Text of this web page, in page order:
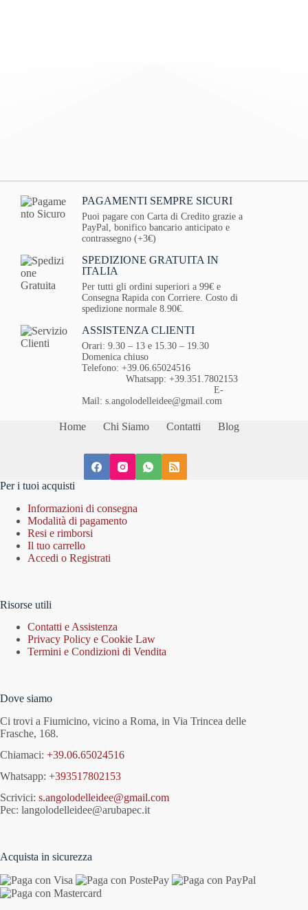
PAGAMENTI SEMPRE SICURI
Puoi pagare con Carta di Credito grazie a
PayPal, bonifico bancario anticipato e
contrassegno (+3€)
SPEDIZIONE GRATUITA IN
ITALIA
Per tutti gli ordini superiori a 99€ e
Consegna Rapida con Corriere. Costo di
spedizione normale 8.90€.
ASSISTENZA CLIENTI
Orari: 9.30 – 13 e 15.30 – 19.30
Domenica chiuso
Telefono: +39.06.65024516
Whatsapp: +39.351.7802153
E-
Mail: s.angolodelleidee@gmail.com
Home Chi Siamo Contatti Blog
Per i tuoi acquisti
Informazioni di consegna
Modalità di pagamento
Resi e rimborsi
Il tuo carrello
Accedi o Registrati
Risorse utili
Contatti e Assistenza
Privacy Policy e Cookie Law
Termini e Condizioni di Vendita
Dove siamo
Ci trovi a Fiumicino, vicino a Roma, in Via Trincea delle
Frasche, 168.
Chiamaci: +39.06.65024516
Whatsapp: +393517802153
Scrivici: s.angolodelleidee@gmail.com
Pec: langolodelleidee@arubapec.it
Acquista in sicurezza